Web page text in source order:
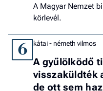
A Magyar Nemzet
körlevél.
6 kátai - németh vilmos
A gyűlölködő
visszaküldték
de ott sem